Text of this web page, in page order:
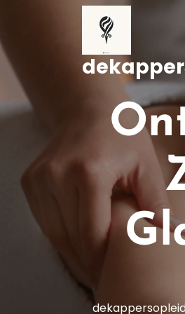
inhoud
gaan